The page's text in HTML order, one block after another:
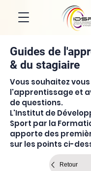
Guides de
& du stagiaire
Vous souhaitez
l'apprentissage et
de questions.
L'Institut de
Sport par la
apporte des
sur les points ci-
Retour